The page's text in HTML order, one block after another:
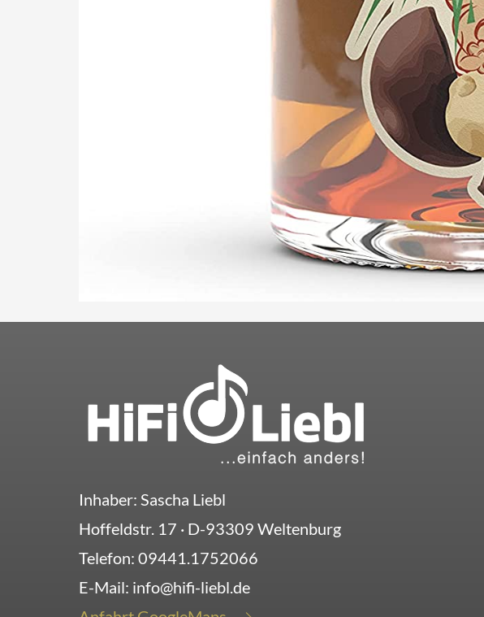
Inhaber: Sascha Liebl
Hoffeldstr. 17 · D-93309 Weltenburg
Telefon: 09441.1752066
E-Mail: info@hifi-liebl.de